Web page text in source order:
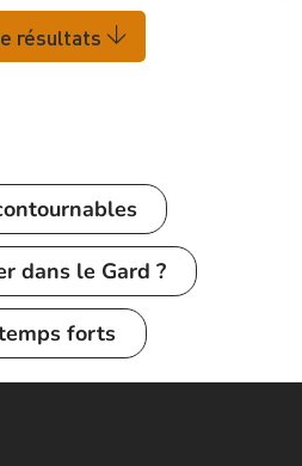
résultats
dans le Gard ?
forts